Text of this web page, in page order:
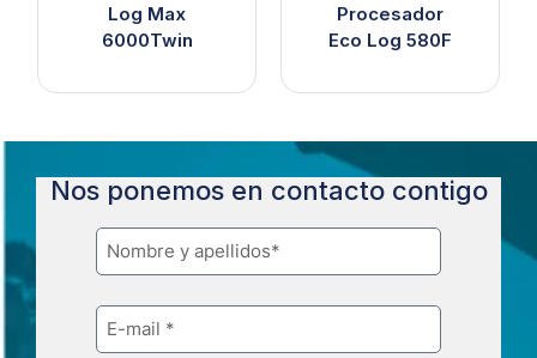
Log Max
6000Twin
Procesador
Eco Log 580F
Nos ponemos en contacto contigo